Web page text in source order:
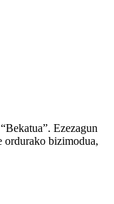
Ezezagun
ordurako bizimodua,